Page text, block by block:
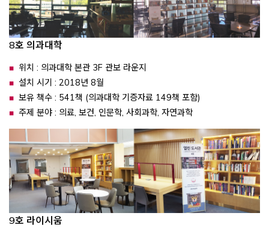
8호 의과대학
위치 : 의과대학 본관 3F 관보 라운지
설치 시기 : 2018년 8월
보유 책수 : 541책 (의과대학 기증자료 149책 포함)
주제 분야 : 의료, 보건, 인문학, 사회과학, 자연과학
9호 라이시움